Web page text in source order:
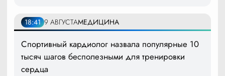
18:41 9 АВГУСТАМЕДИЦИНА
Спортивный кардиолог назвала популярные 10
тысяч шагов бесполезными для тренировки
сердца